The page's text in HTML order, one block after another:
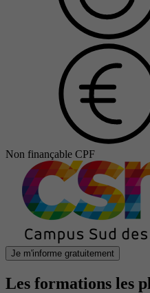
Non finançable CPF
Je m'informe gratuitement
Les formations les